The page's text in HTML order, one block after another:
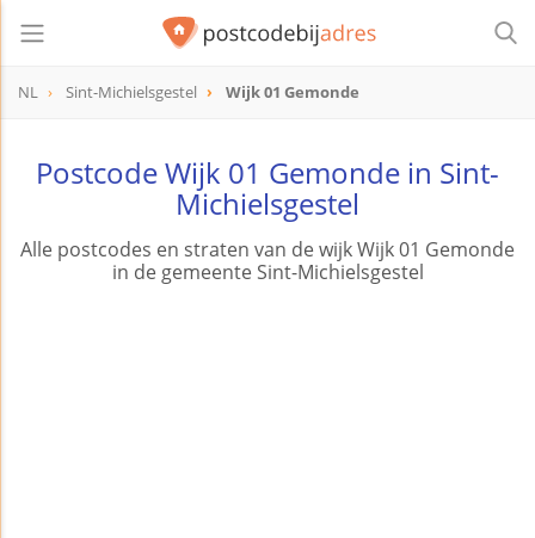
NL Sint-Michielsgestel Wijk 01 Gemonde
Postcode Wijk 01 Gemonde in Sint-
Michielsgestel
Alle postcodes en straten van de wijk Wijk 01 Gemonde
in de gemeente Sint-Michielsgestel